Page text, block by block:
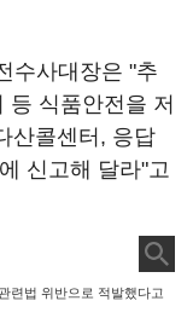
수사대장은 "추
등 식품안전을 저
산콜센터, 응답
신고해 달라"고
련법 위반으로 적발했다고